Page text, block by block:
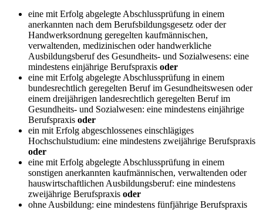
eine mit Erfolg abgelegte Abschlussprüfung in einem
anerkannten nach dem Berufsbildungsgesetz oder der
Handwerksordnung geregelten kaufmännischen,
verwaltenden, medizinischen oder handwerkliche
Ausbildungsberuf des Gesundheits- und Sozialwesens: eine
mindestens einjährige Berufspraxis oder
eine mit Erfolg abgelegte Abschlussprüfung in einem
bundesrechtlich geregelten Beruf im Gesundheitswesen oder
einem dreijährigen landesrechtlich geregelten Beruf im
Gesundheits- und Sozialwesen: eine mindestens einjährige
Berufspraxis oder
ein mit Erfolg abgeschlossenes einschlägiges
Hochschulstudium: eine mindestens zweijährige Berufspraxis
oder
eine mit Erfolg abgelegte Abschlussprüfung in einem
sonstigen anerkannten kaufmännischen, verwaltenden oder
hauswirtschaftlichen Ausbildungsberuf: eine mindestens
zweijährige Berufspraxis oder
ohne Ausbildung: eine mindestens fünfjährige Berufspraxis